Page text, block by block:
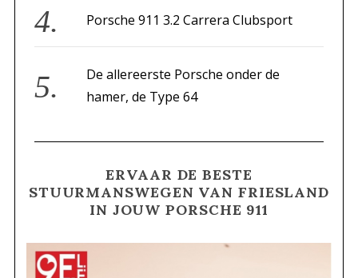
Porsche 911 3.2 Carrera Clubsport
De allereerste Porsche onder de
hamer, de Type 64
ERVAAR DE BESTE
STUURMANSWEGEN VAN FRIESLAND
IN JOUW PORSCHE 911